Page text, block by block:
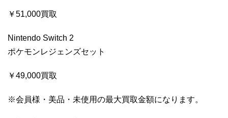
￥51,000買取
Nintendo Switch 2
ポケモンレジェンズセット
￥49,000買取
※会員様・美品・未使用の最大買取金額になります。